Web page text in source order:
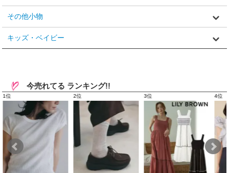
その他小物
キッズ・ベイビー
今売れてる ランキング!!